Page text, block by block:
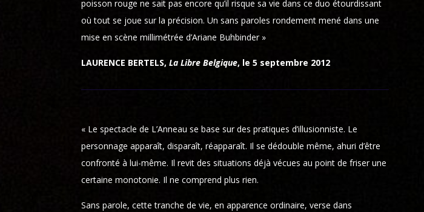
poisson rouge ne sait pas encore qu’il risque sa vie dans ce duo étourdissant
où tout se joue sur la précision. Un sans paroles rondement mené dans une
mise en scène millimétrée d’Ariane Buhbinder »
LAURENCE BERTELS,La Libre Belgique, le 5 septembre 2012
« Le spectacle de L’Anneau se base sur des pratiques d’illusionniste. Le
personnage apparaît, disparaît, réapparaît. Il se dédouble même, ahuri d’être
confronté à lui-même. Il revit des situations déjà vécues au point de friser une
certaine monotonie. Il ne comprend plus rien.
Sans parole, cette tranche de vie, en apparence ordinaire, verse dans